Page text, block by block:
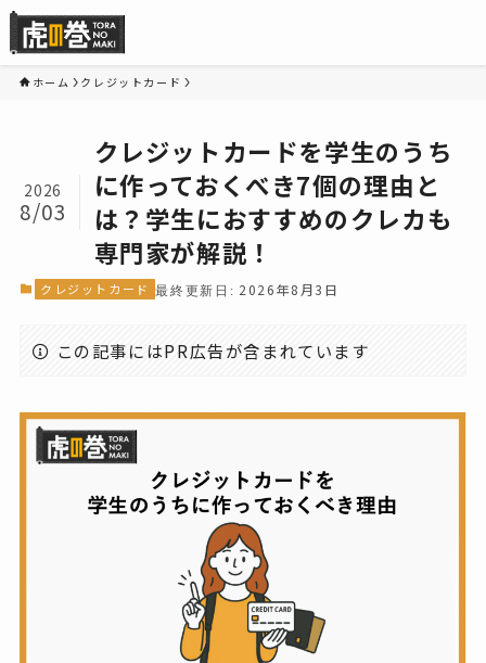
ホーム クレジットカード
クレジットカードを学生のうち
に作っておくべき7個の理由と
は？学生におすすめのクレカも
専門家が解説！
2026
8/03
クレジットカード 2026年8月3日
この記事にはPR広告が含まれています